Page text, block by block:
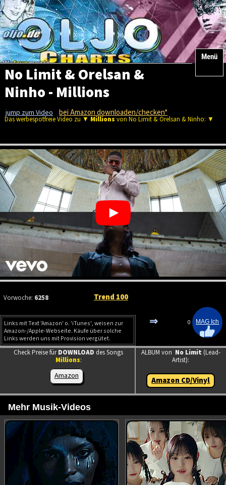
Menü
No Limit & Orelsan &
Ninho - Millions
jump zum Video bei Amazon downloaden/checken*
Das werbespotfreie Video zu ▼ Millions von No Limit & Orelsan & Ninho: ▼
Vorwoche: 6258 Trend 100
Links mit Text 'Amazon' o. 'iTunes', weisen zur
Amazon-/Apple-Webseite. Käufe über solche
Links werden uns mit Provision vergütet.
⇒ 0
Check Preise fürDOWNLOAD des Songs
Millions:
Amazon
ALBUM von No Limit (Lead-
Artist):
Amazon CD/Vinyl
Mehr Musik-Videos